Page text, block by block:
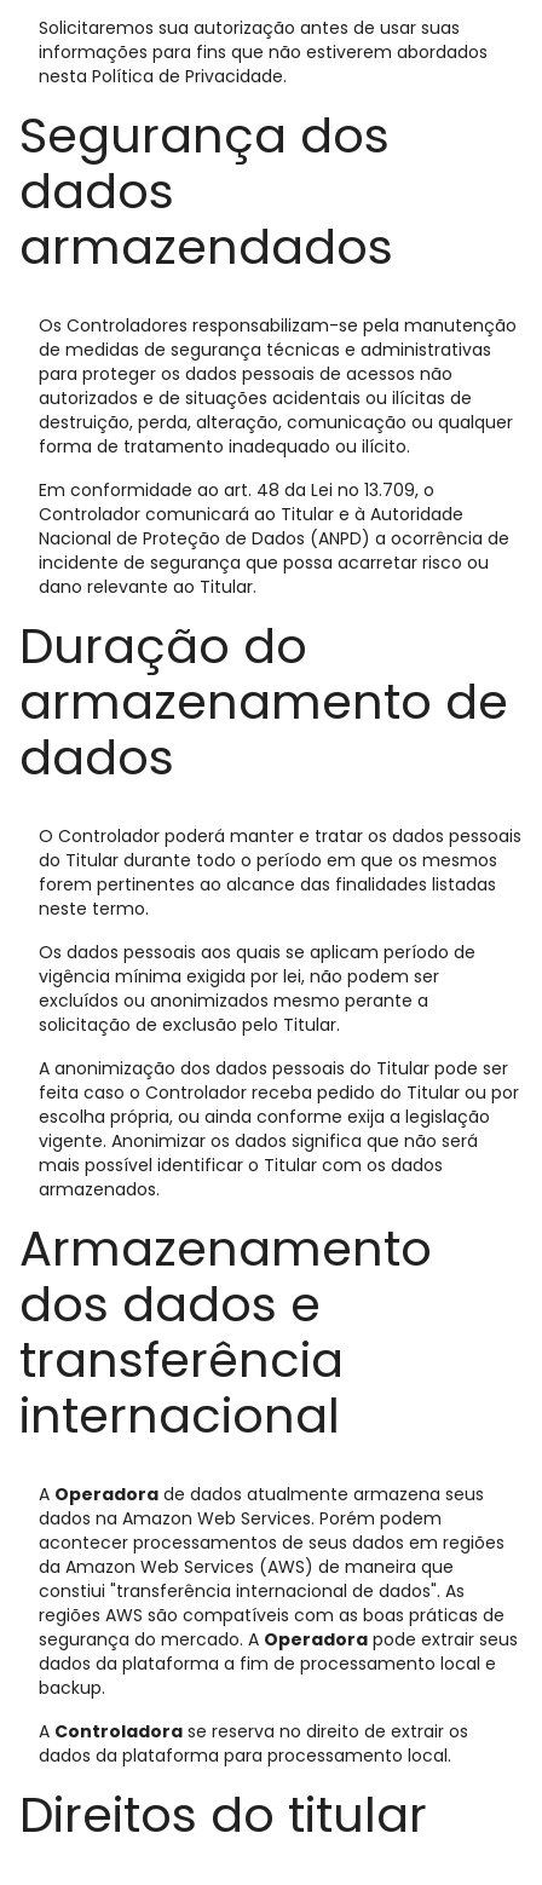
Solicitaremos sua autorização antes de usar suas
informações para fins que não estiverem abordados
nesta Política de Privacidade.
Segurança dos
dados
armazendados
Os Controladores responsabilizam-se pela manutenção
de medidas de segurança técnicas e administrativas
para proteger os dados pessoais de acessos não
autorizados e de situações acidentais ou ilícitas de
destruição, perda, alteração, comunicação ou qualquer
forma de tratamento inadequado ou ilícito.
Em conformidade ao art. 48 da Lei no 13.709, o
Controlador comunicará ao Titular e à Autoridade
Nacional de Proteção de Dados (ANPD) a ocorrência de
incidente de segurança que possa acarretar risco ou
dano relevante ao Titular.
Duração do
armazenamento de
dados
O Controlador poderá manter e tratar os dados pessoais
do Titular durante todo o período em que os mesmos
forem pertinentes ao alcance das finalidades listadas
neste termo.
Os dados pessoais aos quais se aplicam período de
vigência mínima exigida por lei, não podem ser
excluídos ou anonimizados mesmo perante a
solicitação de exclusão pelo Titular.
A anonimização dos dados pessoais do Titular pode ser
feita caso o Controlador receba pedido do Titular ou por
escolha própria, ou ainda conforme exija a legislação
vigente. Anonimizar os dados significa que não será
mais possível identificar o Titular com os dados
armazenados.
Armazenamento
dos dados e
transferência
internacional
A Operadora de dados atualmente armazena seus
dados na Amazon Web Services. Porém podem
acontecer processamentos de seus dados em regiões
da Amazon Web Services (AWS) de maneira que
constiui "transferência internacional de dados". As
regiões AWS são compatíveis com as boas práticas de
segurança do mercado. A Operadora pode extrair seus
dados da plataforma a fim de processamento local e
backup.
A Controladora se reserva no direito de extrair os
dados da plataforma para processamento local.
Direitos do titular